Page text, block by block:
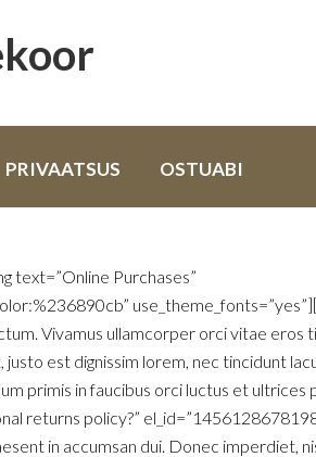
PRIVAATSUS OSTUABI
text=”Online Purchases”
Vivamus ullamcorper orci vitae eros
est dignissim lorem, nec tincidunt
primis in faucibus orci luctus et
returns policy?”
in accumsan dui. Donec imperdiet,